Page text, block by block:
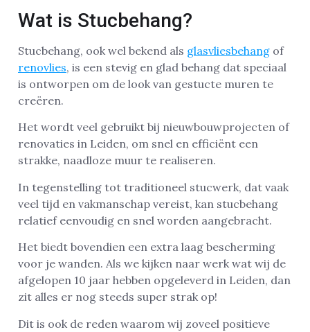
Wat is Stucbehang?
Stucbehang, ook wel bekend als glasvliesbehang of
renovlies, is een stevig en glad behang dat speciaal
is ontworpen om de look van gestucte muren te
creëren.
Het wordt veel gebruikt bij nieuwbouwprojecten of
renovaties in Leiden, om snel en efficiënt een
strakke, naadloze muur te realiseren.
In tegenstelling tot traditioneel stucwerk, dat vaak
veel tijd en vakmanschap vereist, kan stucbehang
relatief eenvoudig en snel worden aangebracht.
Het biedt bovendien een extra laag bescherming
voor je wanden. Als we kijken naar werk wat wij de
afgelopen 10 jaar hebben opgeleverd in Leiden, dan
zit alles er nog steeds super strak op!
Dit is ook de reden waarom wij zoveel positieve